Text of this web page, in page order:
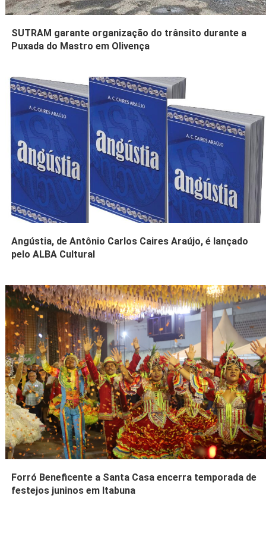
SUTRAM garante organização do trânsito durante a
Puxada do Mastro em Olivença
Angústia, de Antônio Carlos Caires Araújo, é lançado
pelo ALBA Cultural
Forró Beneficente a Santa Casa encerra temporada de
festejos juninos em Itabuna